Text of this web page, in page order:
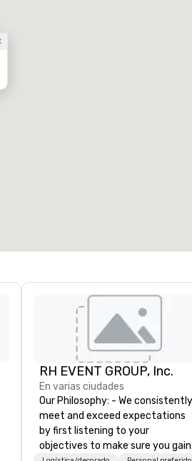
RH EVENT GROUP, Inc.
En varias ciudades
Our Philosophy: - We consistently
meet and exceed expectations
by first listening to your
objectives to make sure you gain